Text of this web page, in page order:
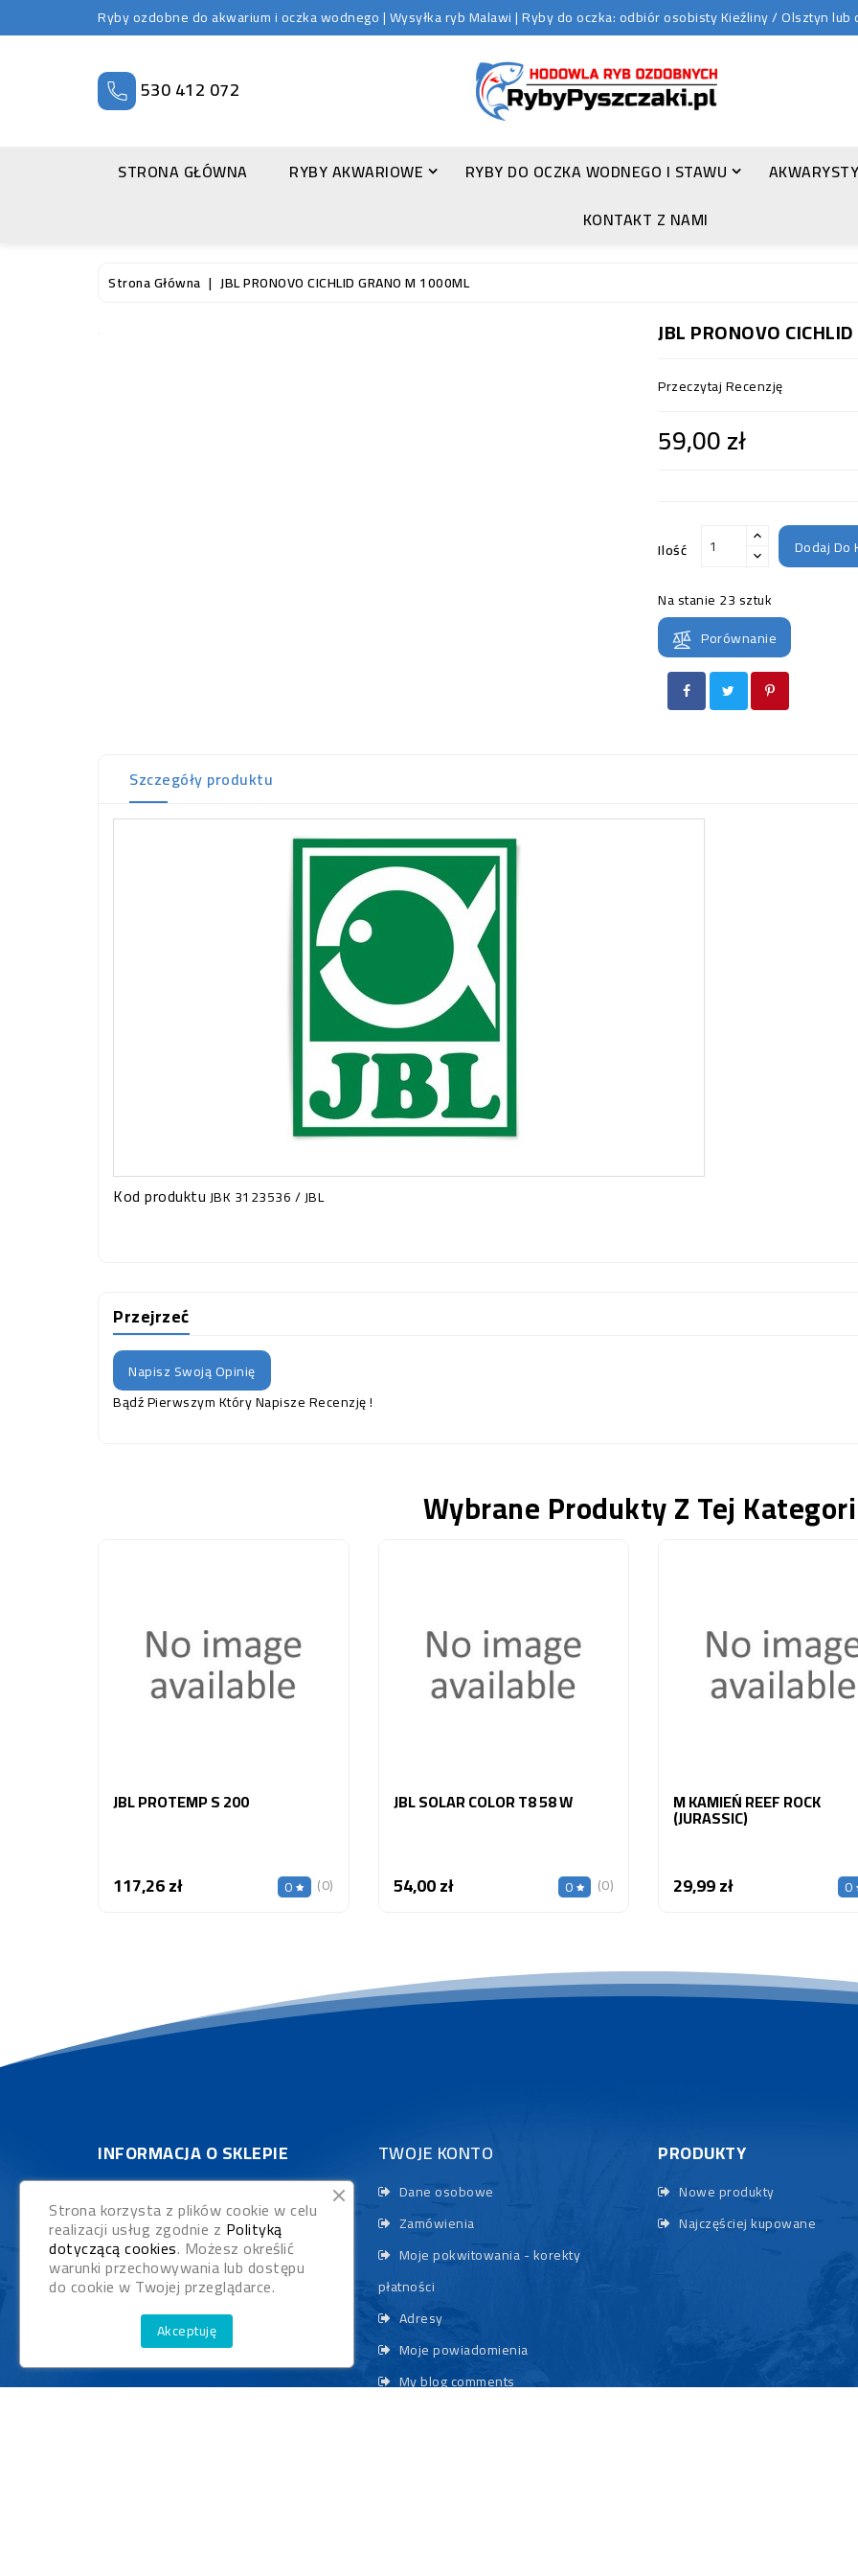
Ryby ozdobne do akwarium i oczka wodnego | Wysyłka ryb Malawi | Ryby do oczka: odbiór osobisty Kieźliny / Olsztyn
530 412 072
STRONA GŁÓWNA RYBY AKWARIOWE RYBY DO OCZKA WODNEGO I STAWU
KONTAKT Z NAMI
Strona Główna JBL PRONOVO CICHLID GRANO M 1000ML
JBL PRONOVO
Przeczytaj Recenzję
59,00 zł
Ilość Dodaj Do
Na stanie 23 sztuk
Porównanie
Szczegóły produktu
Kod produktuJBK 3123536 / JBL
Przejrzeć
Napisz Swoją Opinię
Bądź Pierwszym Który Napisze Recenzję !
Wybrane Produkty Z Tej
JBL PROTEMP S 200
117,26 złCena 0 (0)
JBL SOLAR COLOR T8 58 W
54,00 złCena 0 (0)
M KAMIEŃ REEF ROCK
(JURASSIC)
29,99 złCena 0
INFORMACJA O SKLEPIE
ul. Pawła Sowy 22
10-371 Kieźliny
Polska
+48 530 412 072
sklep@rybypyszczaki.pl
TWOJE KONTO
Dane osobowe
Zamówienia
Moje pokwitowania - korekty
płatności
Adresy
Moje powiadomienia
My blog comments
PRODUKTY
Nowe produkty
Najczęściej kupowane
Strona korzysta z plików cookie w celu
realizacji usług zgodnie z Polityką
dotyczącą cookies. Możesz określić
warunki przechowywania lub dostępu
do cookie w Twojej przeglądarce.
Akceptuję